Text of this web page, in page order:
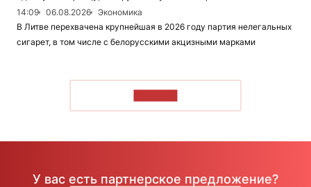
14:09
06.08.2026
Экономика
В Литве перехвачена крупнейшая в 2026 году партия нелегальных
сигарет, в том числе с белорусскими акцизными марками
У вас есть партнерское предложение?